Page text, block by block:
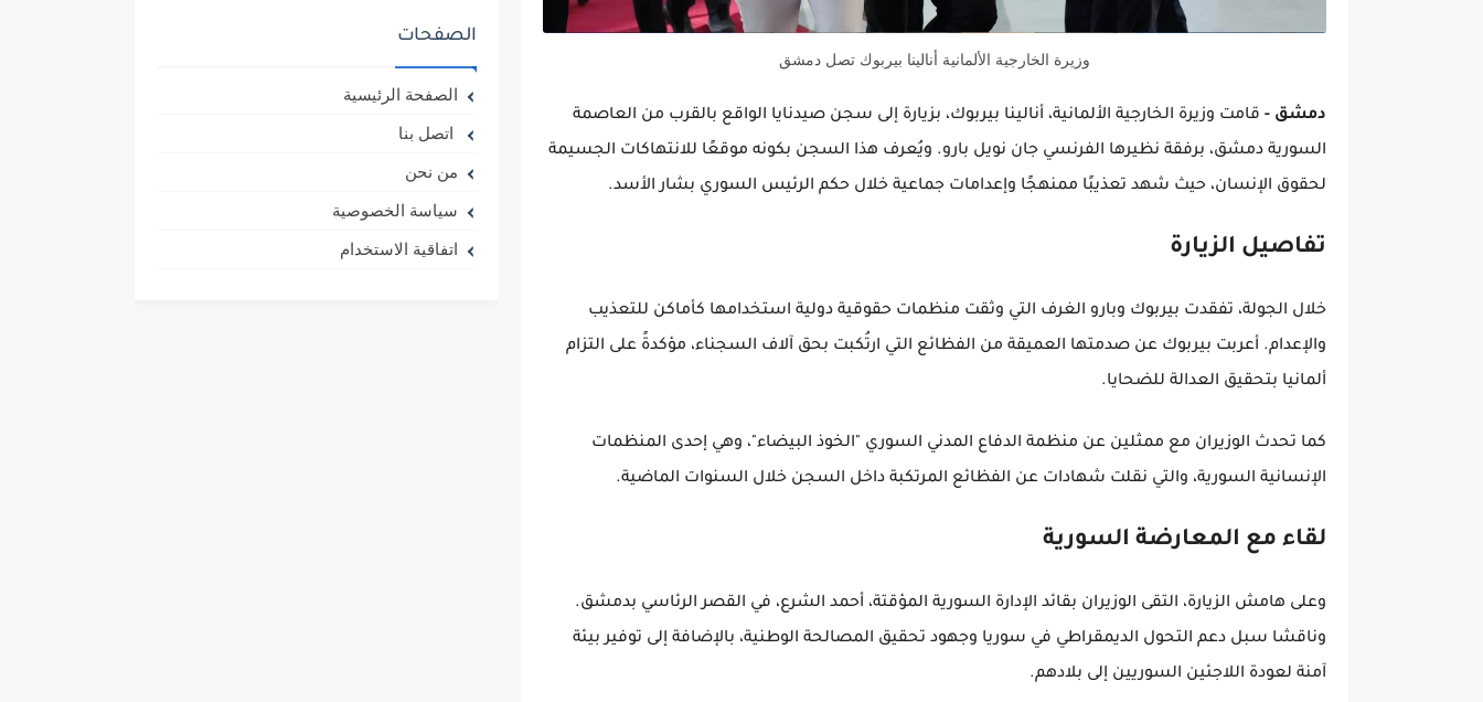
وزيرة الخارجية الألمانية أنالينا بيربوك تصل دمشق
دمشق - قامت وزيرة الخارجية الألمانية، أنالينا بيربوك، بزيارة إلى سجن صيدنايا الواقع بالقرب من العاصمة
السورية دمشق، برفقة نظيرها الفرنسي جان نويل بارو. ويُعرف هذا السجن بكونه موقعًا للانتهاكات الجسيمة
لحقوق الإنسان، حيث شهد تعذيبًا ممنهجًا وإعدامات جماعية خلال حكم الرئيس السوري بشار الأسد.
تفاصيل الزيارة
خلال الجولة، تفقدت بيربوك وبارو الغرف التي وثقت منظمات حقوقية دولية استخدامها كأماكن للتعذيب
والإعدام. أعربت بيربوك عن صدمتها العميقة من الفظائع التي ارتُكبت بحق آلاف السجناء، مؤكدةً على التزام
ألمانيا بتحقيق العدالة للضحايا.
كما تحدث الوزيران مع ممثلين عن منظمة الدفاع المدني السوري "الخوذ البيضاء"، وهي إحدى المنظمات
الإنسانية السورية، والتي نقلت شهادات عن الفظائع المرتكبة داخل السجن خلال السنوات الماضية.
لقاء مع المعارضة السورية
وعلى هامش الزيارة، التقى الوزيران بقائد الإدارة السورية المؤقتة، أحمد الشرع، في القصر الرئاسي بدمشق.
وناقشا سبل دعم التحول الديمقراطي في سوريا وجهود تحقيق المصالحة الوطنية، بالإضافة إلى توفير بيئة
آمنة لعودة اللاجئين السوريين إلى بلادهم.
الصفحات
الصفحة الرئيسية
اتصل بنا
من نحن
سياسة الخصوصية
اتفاقية الاستخدام